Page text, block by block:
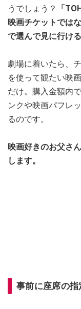
うでしょう？
「
映画チケットでは
で選んで見に行け
劇場に着いたら、
を使って観たい映
だけ。購入金額内
ンクや映画パフレ
るのです。
映画好きのお父さ
します。
事前に座席の